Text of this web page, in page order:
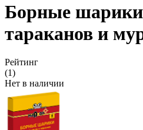
Борные
тараканов и
Рейтинг
(1)
Нет в наличии